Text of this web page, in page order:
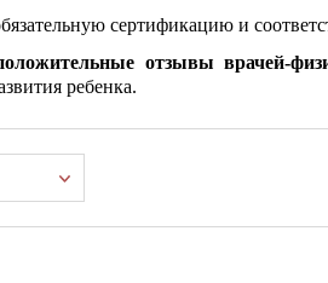
сертификацию и
отзывы врачей-
ребенка.